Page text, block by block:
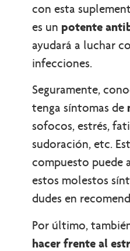
con esta
es un potente
ayudará a luchar
infecciones.
Seguramente,
tenga síntomas de
sofocos, estrés,
sudoración, etc.
compuesto puede
estos molestos
dudes en
Por último,
hacer frente al